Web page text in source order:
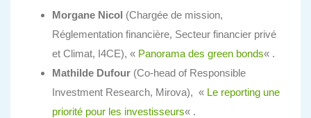
Morgane Nicol (Chargée de mission,
Réglementation financière, Secteur financier privé
et Climat, I4CE), « Panorama des green bonds« .
Mathilde Dufour (Co-head of Responsible
Investment Research, Mirova), « Le reporting une
priorité pour les investisseurs« .